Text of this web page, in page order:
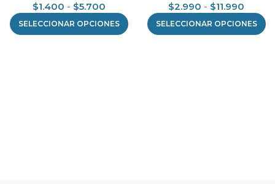
$1.400 - $5.700
SELECCIONAR OPCIONES
$2.990 - $11.990
SELECCIONAR OPCIONES